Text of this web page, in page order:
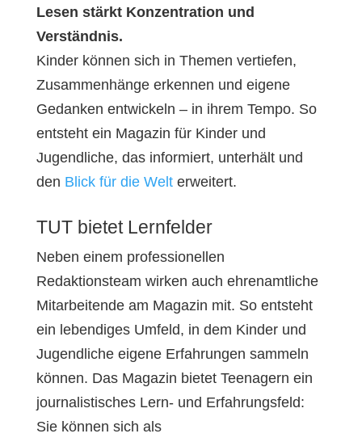
Lesen stärkt Konzentration und
Verständnis.
Kinder können sich in Themen vertiefen,
Zusammenhänge erkennen und eigene
Gedanken entwickeln – in ihrem Tempo. So
entsteht ein Magazin für Kinder und
Jugendliche, das informiert, unterhält und
den Blick für die Welterweitert.
TUT bietet Lernfelder
Neben einem professionellen
Redaktionsteam wirken auch ehrenamtliche
Mitarbeitende am Magazin mit. So entsteht
ein lebendiges Umfeld, in dem Kinder und
Jugendliche eigene Erfahrungen sammeln
können. Das Magazin bietet Teenagern ein
journalistisches Lern- und Erfahrungsfeld:
Sie können sich als